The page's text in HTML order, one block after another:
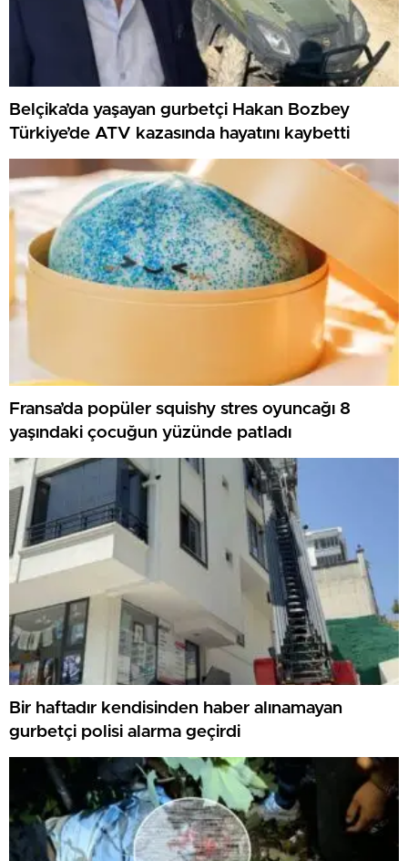
Belçika’da yaşayan gurbetçi Hakan Bozbey
Türkiye’de ATV kazasında hayatını kaybetti
Fransa’da popüler squishy stres oyuncağı 8
yaşındaki çocuğun yüzünde patladı
Bir haftadır kendisinden haber alınamayan
gurbetçi polisi alarma geçirdi